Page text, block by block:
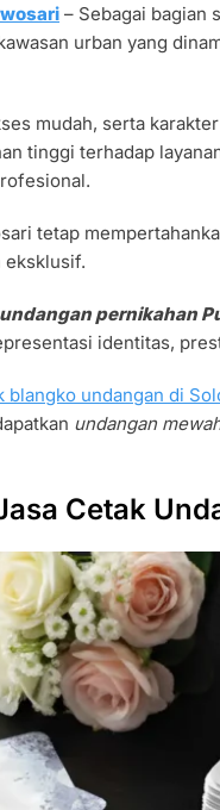
– Sebagai bagian
urban yang
mudah, serta
tinggi terhadap
tetap
eksklusif.
undangan pernikahan
identitas,
blangko undangan di
undangan
Cetak